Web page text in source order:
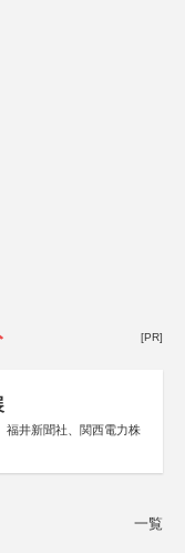
[PR]
福井新聞社、関西電力株
一覧